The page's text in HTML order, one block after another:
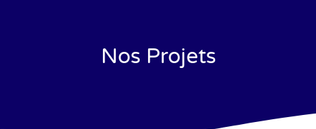
Nos Projets